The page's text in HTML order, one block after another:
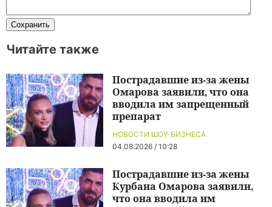
Читайте также
НОВОСТИ ШОУ-БИЗНЕСА
04.08.2026 / 10:28
Пострадавшие из-за жены
Омарова заявили, что она
вводила им запрещенный
препарат
Пострадавшие из-за жены
Курбана Омарова заявили,
что она вводила им